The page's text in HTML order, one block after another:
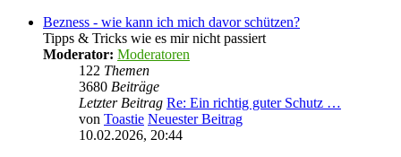
Bezness - wie kann ich mich davor schützen?
Tipps & Tricks wie es mir nicht passiert
Moderator: Moderatoren
122 Themen
3680 Beiträge
Letzter Beitrag Re: Ein richtig guter Schutz …
von Toastie Neuester Beitrag
10.02.2026, 20:44